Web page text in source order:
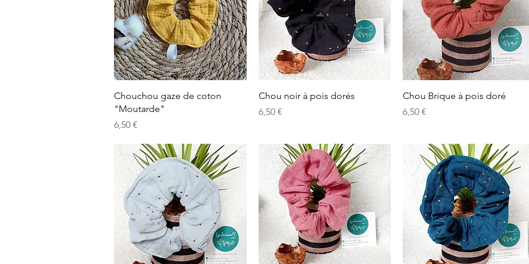
Aperçu rapide
Chouchou gaze de coton
"Moutarde"
Prix
6,50 €
Aperçu rapide
Chou noir à pois dorés
Prix
6,50 €
Aperçu rapide
Chou Brique à pois doré
Prix
6,50 €